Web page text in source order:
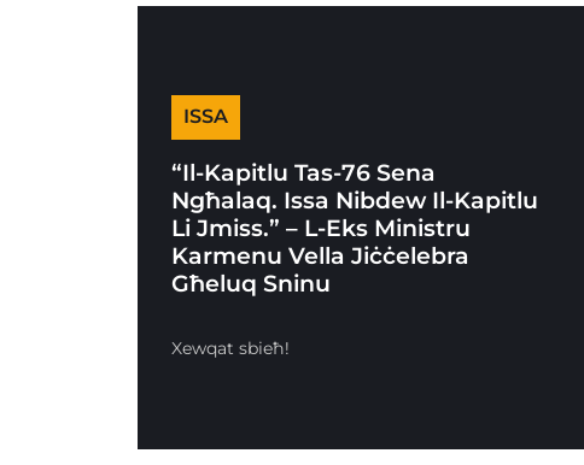
ISSA
“Il-Kapitlu Tas-76 Sena
Ngħalaq. Issa Nibdew Il-Kapitlu
Li Jmiss.” – L-Eks Ministru
Karmenu Vella Jiċċelebra
Għeluq Sninu
Xewqat sbieħ!